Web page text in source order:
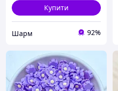
Купити
Шарм 92%